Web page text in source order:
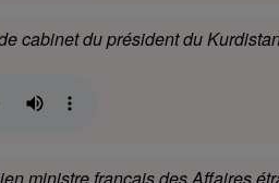
cabinet du président du